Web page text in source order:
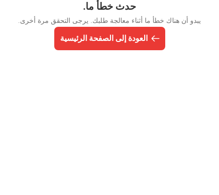
حدث خطأ ما.
يبدو أن هناك خطأ ما أثناء معالجة طلبك. يرجى التحقق مرة أخرى.
العودة إلى الصفحة الرئيسية